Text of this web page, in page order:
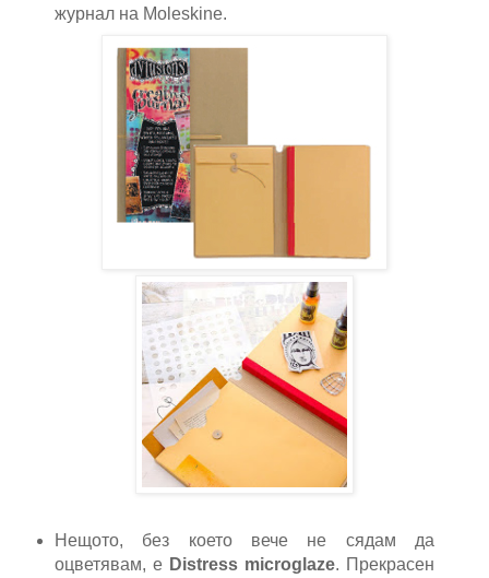
журнал на Moleskine.
Нещото, без което вече не сядам да
оцветявам, е Distress microglaze. Прекрасен